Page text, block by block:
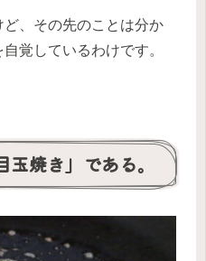
、その先のことは分か
覚しているわけです。
玉焼き」である。